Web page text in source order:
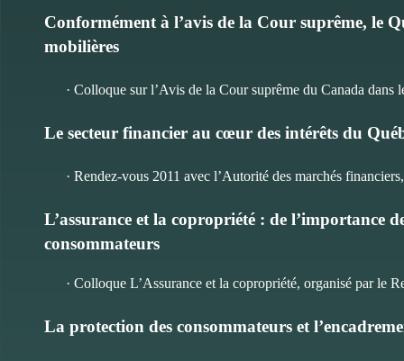
Conformément à l’avis de la Cour suprême, le
mobilières
· Colloque sur l’Avis de la Cour suprême du Canada
Le secteur financier au cœur des intérêts du
· Rendez-vous 2011 avec l’Autorité des marchés
L’assurance et la copropriété : de l’importance
consommateurs
· Colloque L’Assurance et la copropriété, organisé par le
La protection des consommateurs et